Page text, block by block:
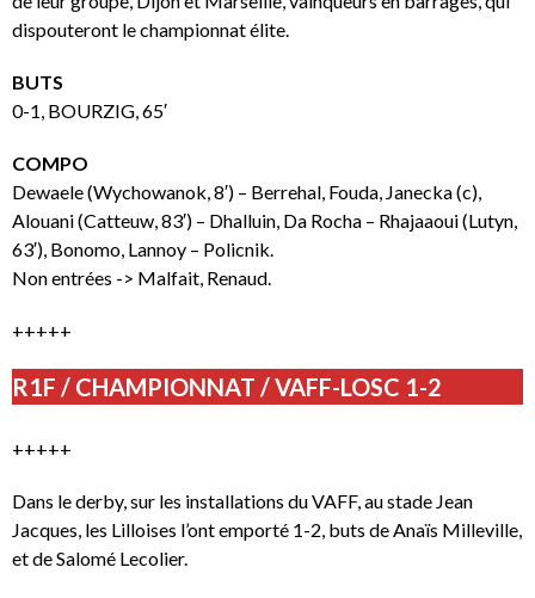
dispouteront le championnat élite.
BUTS
0-1, BOURZIG, 65′
COMPO
Dewaele (Wychowanok, 8′) – Berrehal, Fouda, Janecka (c),
Alouani (Catteuw, 83′) – Dhalluin, Da Rocha – Rhajaaoui (Lutyn,
63′), Bonomo, Lannoy – Policnik.
Non entrées -> Malfait, Renaud.
+++++
R1F / CHAMPIONNAT / VAFF-LOSC 1-2
+++++
Dans le derby, sur les installations du VAFF, au stade Jean
Jacques, les Lilloises l’ont emporté 1-2, buts de Anaïs Milleville,
et de Salomé Lecolier.